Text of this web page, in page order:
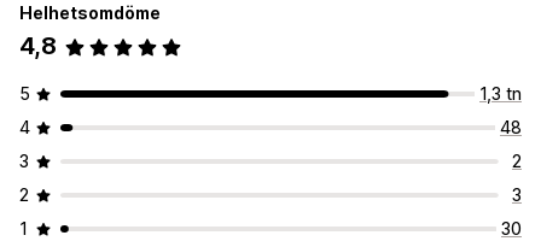
Helhetsomdöme
4,8
5
1,3 tn
4
48
3
2
2
3
1
30